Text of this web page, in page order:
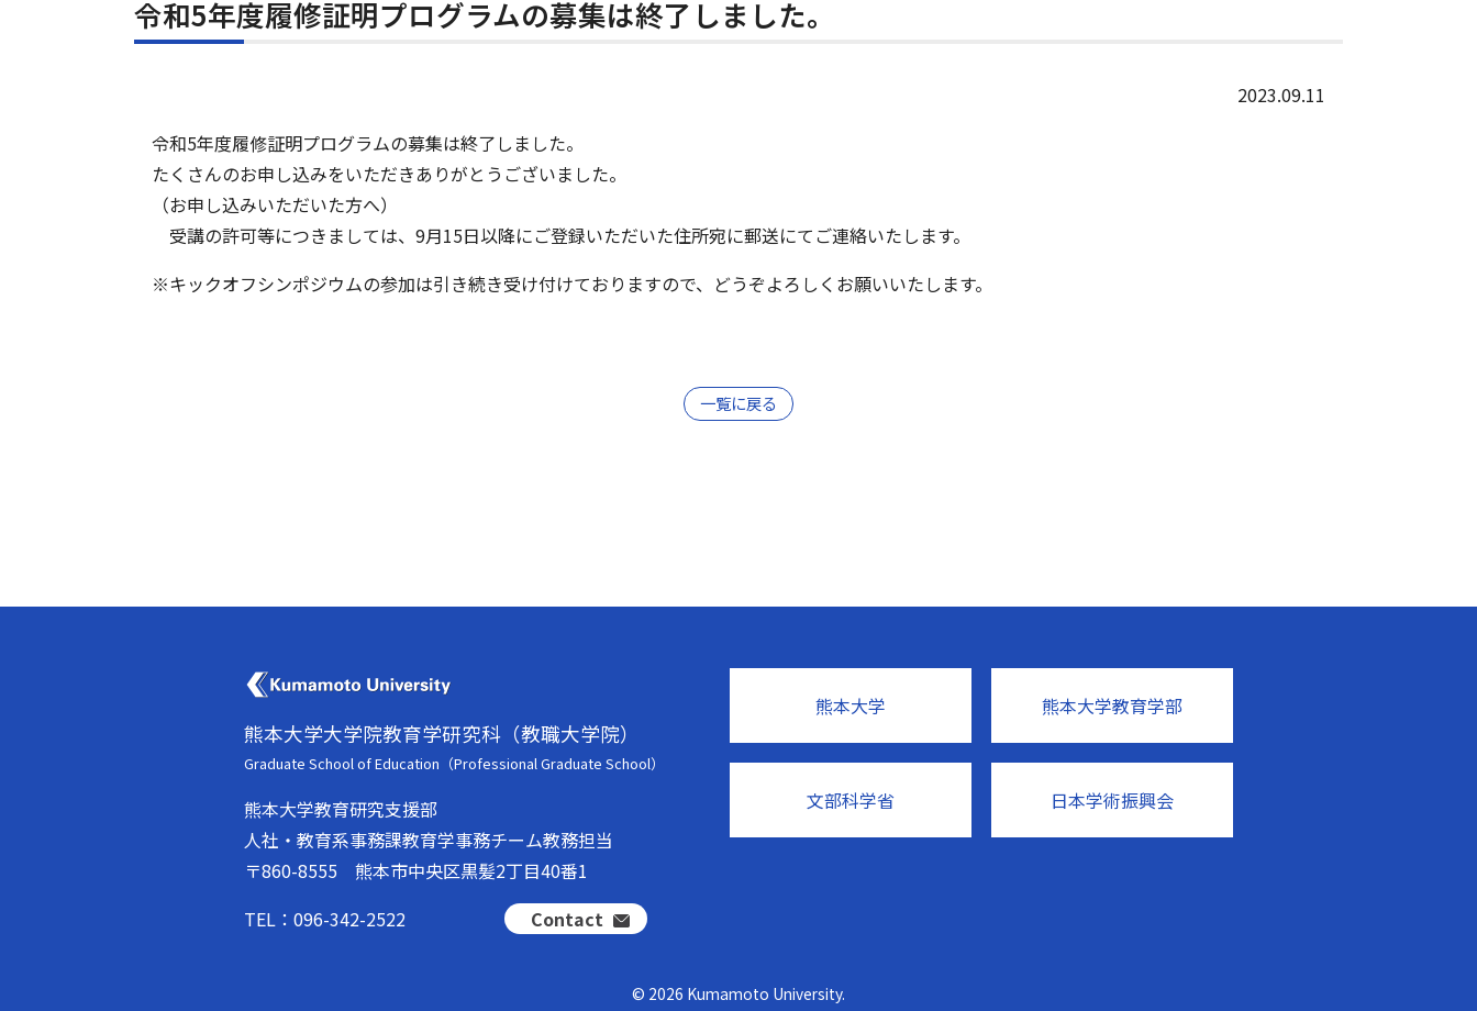
令和5年度履修証明プログラムの募集は終了しました。
2023.09.11
令和5年度履修証明プログラムの募集は終了しました。
たくさんのお申し込みをいただきありがとうございました。
（お申し込みいただいた方へ）
受講の許可等につきましては、9月15日以降にご登録いただいた住所宛に郵送にてご連絡いたします。
※キックオフシンポジウムの参加は引き続き受け付けておりますので、どうぞよろしくお願いいたします。
一覧に戻る
熊本大学大学院教育学研究科（教職大学院）
Graduate School of Education（Professional Graduate School）
熊本大学教育研究支援部
人社・教育系事務課教育学事務チーム教務担当
〒860-8555 熊本市中央区黒髪2丁目40番1
TEL
096-342-2522 Contact
熊本大学 熊本大学教育学部
文部科学省 日本学術振興会
© 2026 Kumamoto University.